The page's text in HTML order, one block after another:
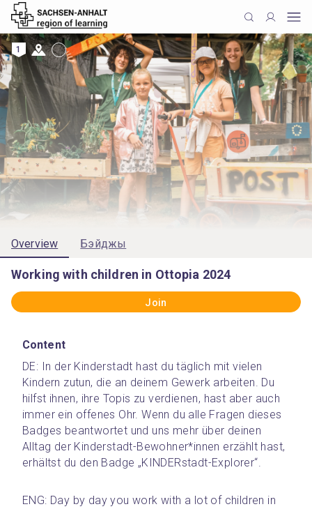
1
Overview Бэйджы
Working with children in Ottopia 2024
Join
Content
DE: In der Kinderstadt hast du täglich mit vielen
Kindern zutun, die an deinem Gewerk arbeiten. Du
hilfst ihnen, ihre Topis zu verdienen, hast aber auch
immer ein offenes Ohr. Wenn du alle Fragen dieses
Badges beantwortet und uns mehr über deinen
Alltag der Kinderstadt-Bewohner*innen erzählt hast,
erhältst du den Badge „KINDERstadt-Explorer“.
ENG: Day by day you work with a lot of children in